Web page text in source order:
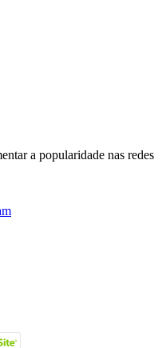
a popularidade nas redes